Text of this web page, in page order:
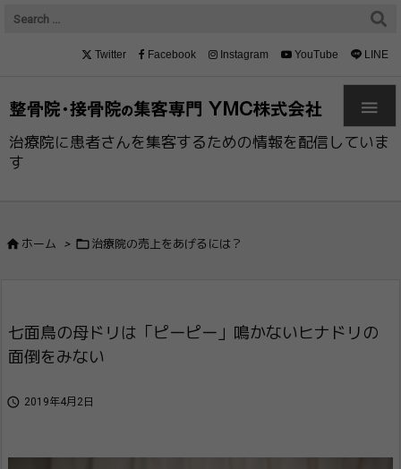
治療院に患者さんを集客するための情報を配信していま
す

Twitter Facebook Instagram YouTube LINE
 ホーム >  治療院の売上をあげるには？
七面鳥の母ドリは「ピーピー」鳴かないヒナ​ドリの
面倒をみない
 2019年4月2日